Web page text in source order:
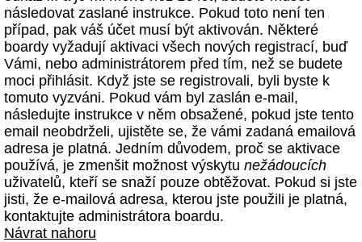
následovat zaslané instrukce. Pokud toto není ten
případ, pak váš účet musí být aktivován. Některé
boardy vyžadují aktivaci všech nových registrací, buď
Vámi, nebo administrátorem před tím, než se budete
moci přihlásit. Když jste se registrovali, byli byste k
tomuto vyzváni. Pokud vám byl zaslán e-mail,
následujte instrukce v něm obsažené, pokud jste tento
email neobdrželi, ujistěte se, že vámi zadaná emailová
adresa je platná. Jedním důvodem, proč se aktivace
používá, je zmenšit možnost výskytu nežádoucích
uživatelů, kteří se snaží pouze obtěžovat. Pokud si jste
jisti, že e-mailová adresa, kterou jste použili je platná,
kontaktujte administrátora boardu.
Návrat nahoru